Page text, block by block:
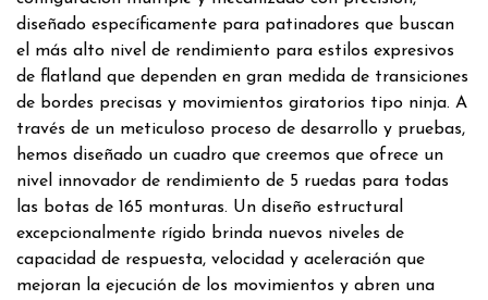
diseñado específicamente para patinadores que buscan
el más alto nivel de rendimiento para estilos expresivos
de flatland que dependen en gran medida de transiciones
de bordes precisas y movimientos giratorios tipo ninja. A
través de un meticuloso proceso de desarrollo y pruebas,
hemos diseñado un cuadro que creemos que ofrece un
nivel innovador de rendimiento de 5 ruedas para todas
las botas de 165 monturas. Un diseño estructural
excepcionalmente rígido brinda nuevos niveles de
capacidad de respuesta, velocidad y aceleración que
mejoran la ejecución de los movimientos y abren una